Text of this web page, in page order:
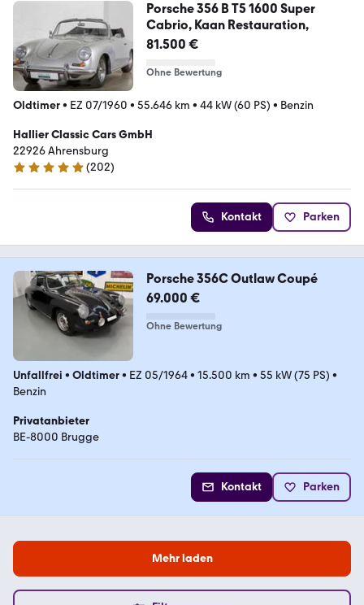
Porsche 356 B T5 1600 Super
Cabrio, Kaan Restauration,
81.500 €
Ohne Bewertung
Oldtimer• EZ 07/1960 • 55.646 km • 44 kW (60 PS) • Benzin
Hallier Classic Cars GmbH
22926 Ahrensburg
4.9 Sterne
(202)
Kontakt Parken
Porsche 356C Outlaw Coupé
69.000 €
Ohne Bewertung
Unfallfrei • Oldtimer• EZ 05/1964• 15.500 km • 55 kW (75 PS) •
Benzin
Privatanbieter
BE-8000 Brugge
Kontakt Parken
Mehr laden